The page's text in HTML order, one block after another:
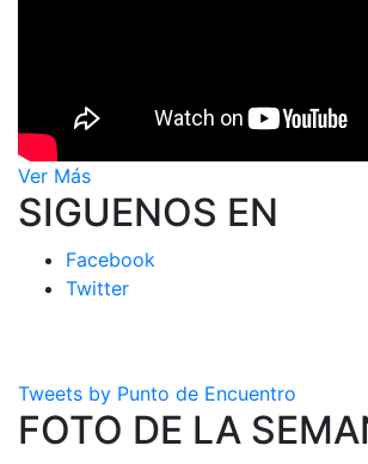
Ver Más
SIGUENOS EN
Facebook
Twitter
Tweets by Punto de Encuentro
FOTO DE LA